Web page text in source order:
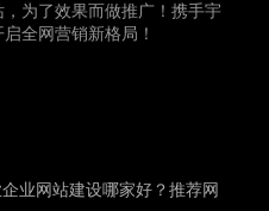
为了效果而做推广！携手宇
全网营销新格局！
业网站建设哪家好？推荐网